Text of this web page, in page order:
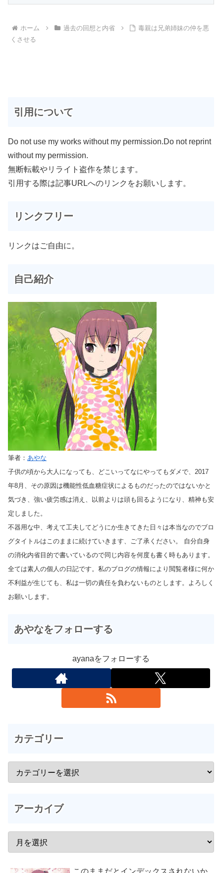
ホーム 過去の回想と内省
毒親は兄弟姉妹の仲を悪
くさせる
引用について
Do not use my works without my permission.Do not reprint
without my permission.
無断転載やリライト盗作を禁じます。
引用する際は記事URLへのリンクをお願いします。
リンクフリー
リンクはご自由に。
自己紹介
筆者： あやな
子供の頃から大人になっても、どこいってなにやってもダメで、2017
年8月、その原因は機能性低血糖症状によるものだったのではないかと
気づき、強い疲労感は消え、以前よりは頭も回るようになり、精神も安
定しました。
不器用な中、考えて工夫してどうにか生きてきた日々は本当なのでブロ
グタイトルはこのままに続けていきます、ご了承ください。 自分自身
の消化内省目的で書いているので同じ内容を何度も書く時もあります。
全ては素人の個人の日記です。私のブログの情報により閲覧者様に何か
不利益が生じても、私は一切の責任を負わないものとします。よろしく
お願いします。
あやなをフォローする
ayanaをフォローする
カテゴリー
アーカイブ
このままだとインデックスされないか